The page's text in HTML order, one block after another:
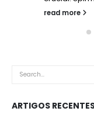
read more
ARTIGOS